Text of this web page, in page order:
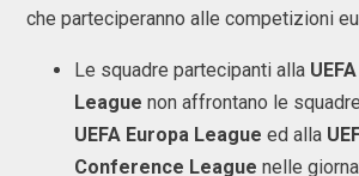
che parteciperanno alle competizioni
Le squadre partecipanti alla
League non affrontano le
UEFA Europa League ed alla
Conference League nelle